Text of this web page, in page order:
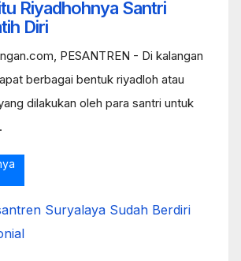
Riyadhohnya Santri
Diri
PESANTREN - Di kalangan
berbagai bentuk riyadloh atau
dilakukan oleh para santri untuk